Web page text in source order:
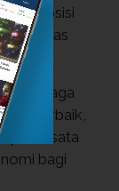
posisi
jelas
10).
Niaga
terbaik,
pariwisata
bagi